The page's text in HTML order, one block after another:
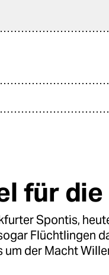
für
Spontis,
Flüchtlingen
um der Macht